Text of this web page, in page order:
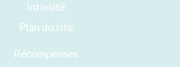
intimité
Plan du site
Récompenses